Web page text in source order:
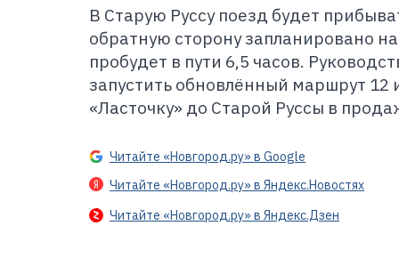
В Старую Руссу поезд будет
обратную сторону запланировано
пробудет в пути 6,5 часов.
запустить обновлённый маршрут 12
«Ласточку» до Старой Руссы в
Читайте «Новгород.ру» в Google
Читайте «Новгород.ру» в Яндекс.Новостях
Читайте «Новгород.ру» в Яндекс.Дзен